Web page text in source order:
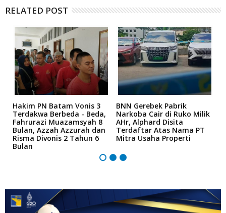
RELATED POST
Hakim PN Batam Vonis 3
Terdakwa Berbeda - Beda,
Fahrurazi Muazamsyah 8
Bulan, Azzah Azzurah dan
Risma Divonis 2 Tahun 6
Bulan
BNN Gerebek Pabrik
Narkoba Cair di Ruko Milik
AHr, Alphard Disita
Terdaftar Atas Nama PT
Mitra Usaha Properti